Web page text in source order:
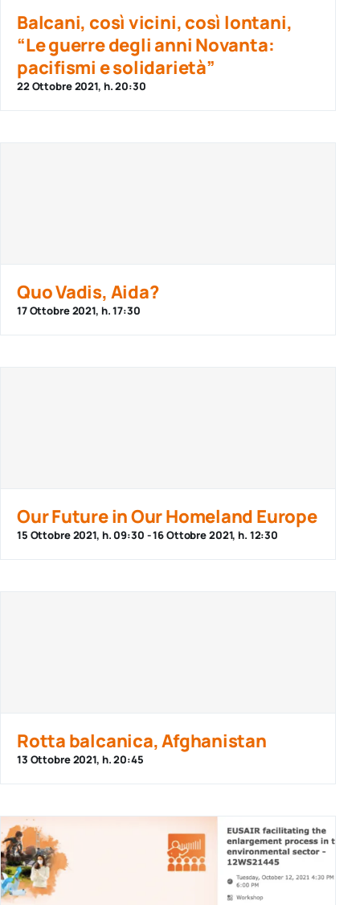
Balcani, così vicini, così lontani,
“Le guerre degli anni Novanta:
pacifismi e solidarietà”
22 Ottobre 2021, h. 20:30
Quo Vadis, Aida?
17 Ottobre 2021, h. 17:30
Our Future in Our Homeland Europe
15 Ottobre 2021, h. 09:30 -16 Ottobre 2021, h. 12:30
Rotta balcanica, Afghanistan
13 Ottobre 2021, h. 20:45